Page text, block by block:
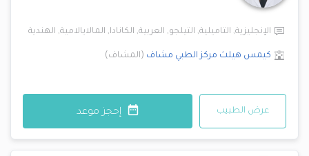
الإنجليزية, التاميلية, التيلجو, العربية, الكانادا, المالايالامية, الهندية
كيمس هيلث مركز الطبي مشاف (المشاف)
عرض الطبيب إحجز موعد